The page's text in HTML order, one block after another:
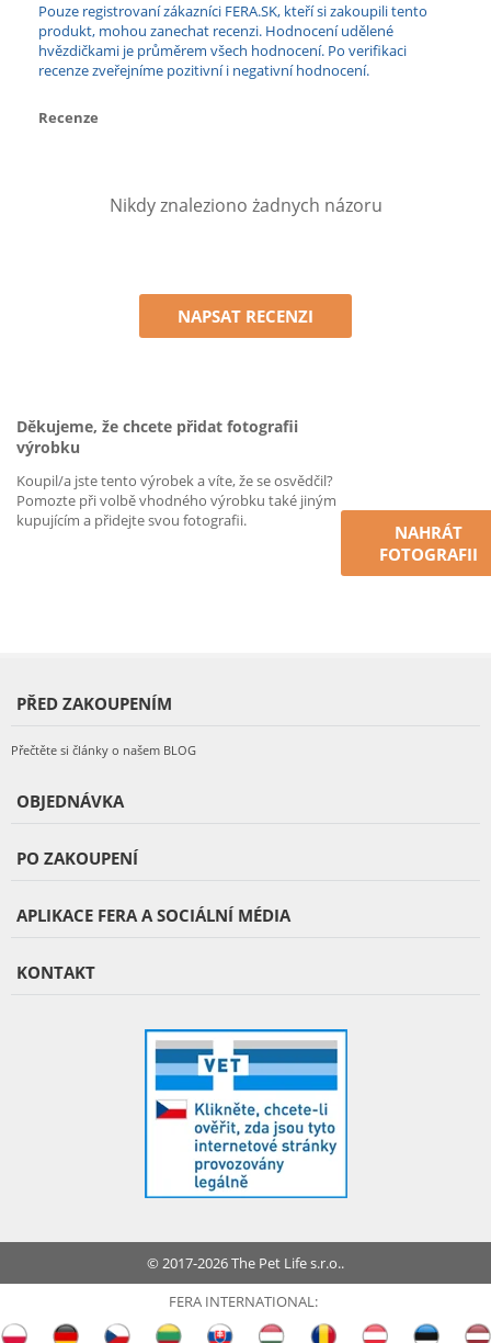
Pouze registrovaní zákazníci FERA.SK, kteří si zakoupili tento
produkt, mohou zanechat recenzi. Hodnocení udělené
hvězdičkami je průměrem všech hodnocení. Po verifikaci
recenze zveřejníme pozitivní i negativní hodnocení.
Recenze
Nikdy znaleziono żadnych názoru
NAPSAT RECENZI
Děkujeme, že chcete přidat fotografii
výrobku
Koupil/a jste tento výrobek a víte, že se osvědčil?
Pomozte při volbě vhodného výrobku také jiným
kupujícím a přidejte svou fotografii.
NAHRÁT
FOTOGRAFII
PŘED ZAKOUPENÍM
Přečtěte si články o našem BLOG
OBJEDNÁVKA
PO ZAKOUPENÍ
APLIKACE FERA A SOCIÁLNÍ MÉDIA
KONTAKT
© 2017-2026 The Pet Life s.r.o..
FERA INTERNATIONAL: